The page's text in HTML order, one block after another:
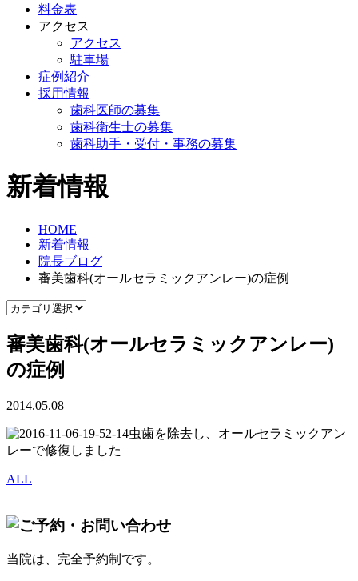
料金表
アクセス
アクセス
駐車場
症例紹介
採用情報
歯科医師の募集
歯科衛生士の募集
歯科助手・受付・事務の募集
新着情報
HOME
新着情報
院長ブログ
審美歯科(オールセラミックアンレー)の症例
審美歯科(オールセラミックアンレー)
の症例
2014.05.08
虫歯を除去し、オールセラミックアン
レーで修復しました
ALL
当院は、完全予約制です。